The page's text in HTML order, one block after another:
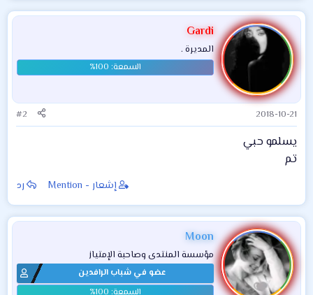
Gardi
المديرة .
2018-10-21
#2
يسلمو حبي
تم
إشعار - Mention رد
Moon
مؤسسة المنتدى وصاحبة الإمتياز
عضو في شباب الرافدين